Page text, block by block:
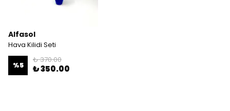
Alfasol
Hava Kilidi Seti
%5
₺ 370.00
₺ 350.00